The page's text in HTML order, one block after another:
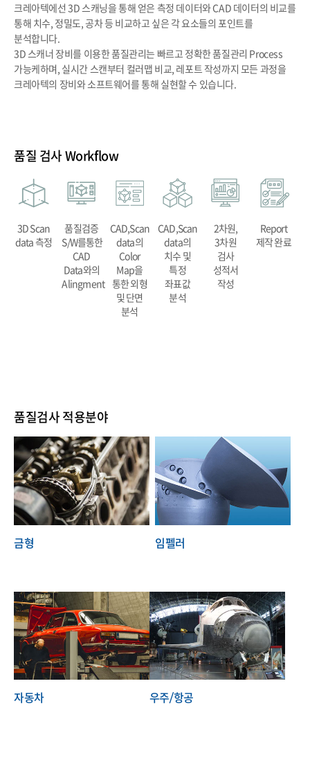
크레아텍에선 3D 스캐닝을 통해 얻은 측정 데이터와 CAD 데이터의 비교를
통해 치수, 정밀도, 공차 등 비교하고 싶은 각 요소들의 포인트를
분석합니다.
3D 스캐너 장비를 이용한 품질관리는 빠르고 정확한 품질관리 Process
가능케하며, 실시간 스캔부터 컬러맵 비교, 레포트 작성까지 모든 과정을
크레아텍의 장비와 소프트웨어를 통해 실현할 수 있습니다.
품질 검사 Workflow
3D Scan
data 측정
품질검증
S/W를통한
CAD
Data와의
Alingment
CAD,Scan
data의
Color
Map을
통한 외형
및 단면
분석
CAD,Scan
data의
치수 및
특정
좌표값
분석
2차원,
3차원
검사
성적서
작성
Report
제작 완료
품질검사 적용분야
금형 임펠러
자동차 우주/항공